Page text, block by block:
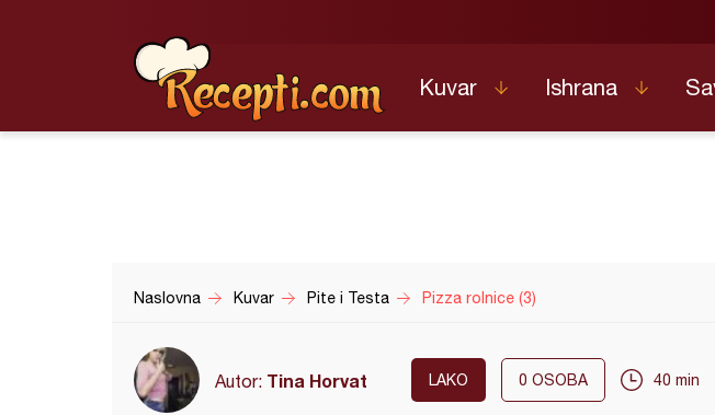
Kuvar Ishrana
Naslovna Kuvar Pite i Testa Pizza rolnice (3)
Autor: Tina Horvat LAKO 0 OSOBA 40 min